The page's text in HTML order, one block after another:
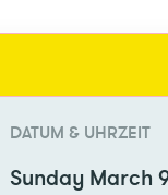
DATUM & UHRZEIT
Sunday March